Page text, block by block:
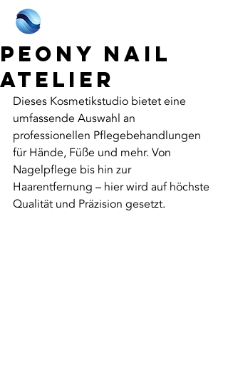
Peony Nail
Atelier
Dieses Kosmetikstudio bietet eine
umfassende Auswahl an
professionellen Pflegebehandlungen
für Hände, Füße und mehr. Von
Nagelpflege bis hin zur
Haarentfernung – hier wird auf höchste
Qualität und Präzision gesetzt.